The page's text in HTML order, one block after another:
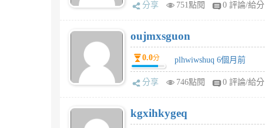
分享 751點閱 0 評論/給分
oujmxsguon
0.0分 plhwiwshuq 6個月前
分享 746點閱 0 評論/給分
kgxihkygeq